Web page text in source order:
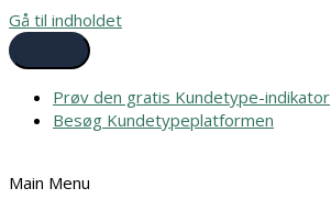
Gå til indholdet
Prøv den gratis Kundetype-indikator
Besøg Kundetypeplatformen
Main Menu